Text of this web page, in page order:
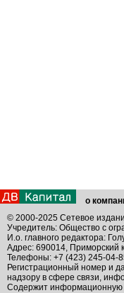
о
© 2000-2025 Сетевое
Учредитель: Общество с
И.о. главного редактора:
Адрес: 690014, Приморский
Телефоны: +7 (423) 245-04-
Регистрационный номер и
надзору в сфере связи,
Содержит информационную